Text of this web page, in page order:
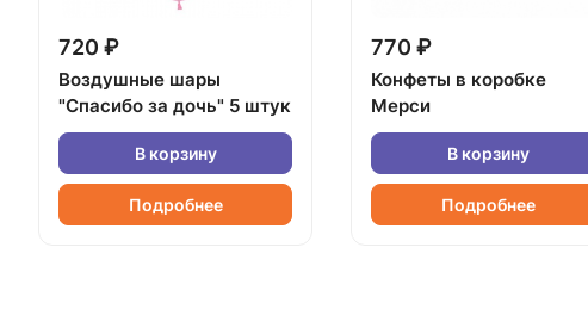
720 ₽
Воздушные шары
"Спасибо за дочь" 5 штук
В корзину
Подробнее
770 ₽
Конфеты в коробке
Мерси
В корзину
Подробнее